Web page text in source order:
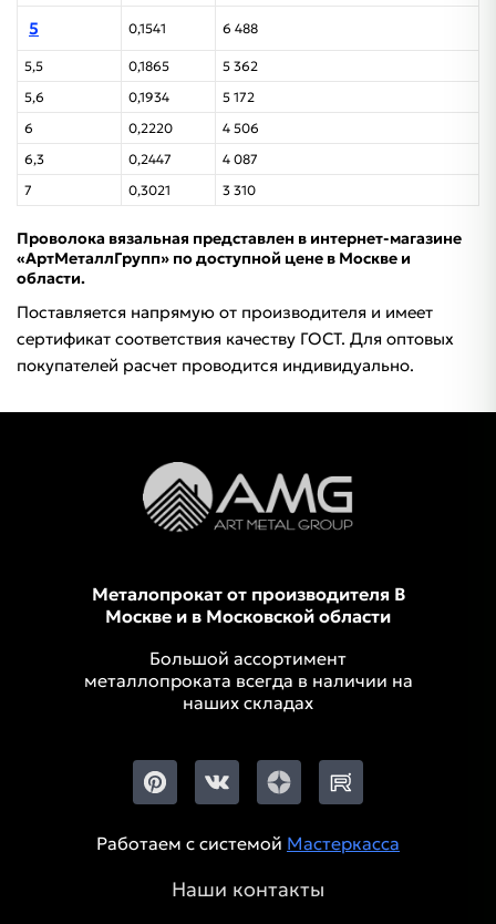
5 0,1541 6 488
5,5 0,1865
5 362
5,6
0,1934
5 172
6
0,2220
4 506
6,3
0,2447
4 087
7
0,3021 3 310
Проволока вязальная представлен в интернет-магазине
«АртМеталлГрупп» по доступной цене в Москве и
области.
Поставляется напрямую от производителя и имеет
сертификат соответствия качеству ГОСТ. Для оптовых
покупателей расчет проводится индивидуально.
Металопрокат от производителя В
Москве и в Московской области
Большой ассортимент
металлопроката всегда в наличии на
наших складах
Работаем с системой Мастеркасса
Наши контакты